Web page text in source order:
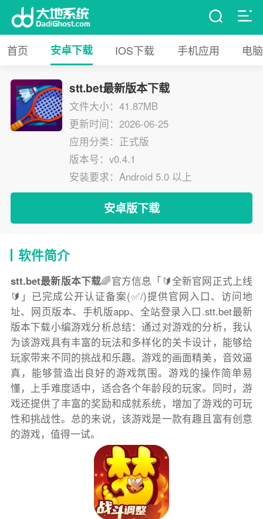
首页 安卓下载 IOS下载 手机应用 电
stt.bet最新版本下载
文件大小：41.87MB
更新时间：2026-06-25
应用分类：正式版
版本号：v0.4.1
安装要求：Android 5.0 以上
安卓版下载
软件简介
stt.bet最新版本下载🌈官方信息「🔰全新官网正式上线
🔰」已完成公开认证备案(✅/)提供官网入口、访问地
址、网页版本、手机版app、全站登录入口.stt.bet最新
版本下载小编游戏分析总结：通过对游戏的分析，我认
为该游戏具有丰富的玩法和多样化的关卡设计，能够给
玩家带来不同的挑战和乐趣。游戏的画面精美，音效逼
真，能够营造出良好的游戏氛围。游戏的操作简单易
懂，上手难度适中，适合各个年龄段的玩家。同时，游
戏还提供了丰富的奖励和成就系统，增加了游戏的可玩
性和挑战性。总的来说，该游戏是一款有趣且富有创意
的游戏，值得一试。